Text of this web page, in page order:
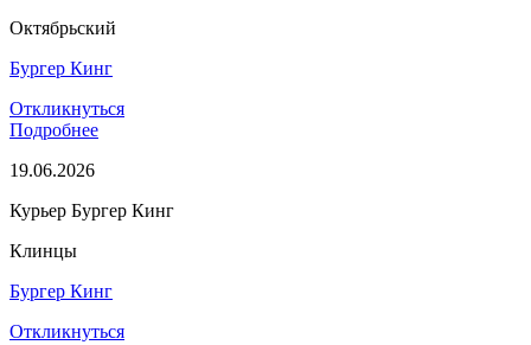
Октябрьский
Бургер Кинг
Откликнуться
Подробнее
19.06.2026
Курьер Бургер Кинг
Клинцы
Бургер Кинг
Откликнуться